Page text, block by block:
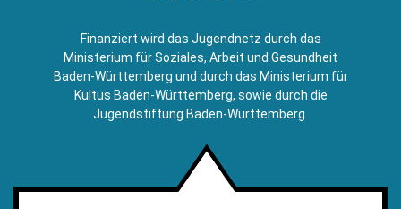
Mail)
Finanziert wird das Jugendnetz durch das
Ministerium für Soziales, Arbeit und Gesundheit
Baden-Württemberg und durch das Ministerium für
Kultus Baden-Württemberg, sowie durch die
Jugendstiftung Baden-Württemberg.